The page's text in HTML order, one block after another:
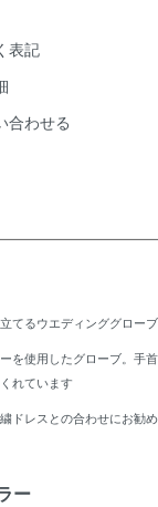
表記
合わせる
てるウエディンググロー
を使用したグローブ。手
れています
ドレスとの合わせにお勧
ー